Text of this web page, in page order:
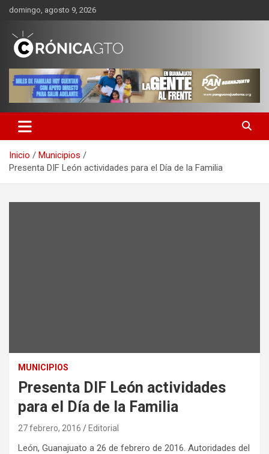
Saltar
contenido
domingo, agosto 9, 2026
CRONICA GUANAJUATO
Inicio
Municipios
Presenta DIF León actividades para el Día de la Familia
MUNICIPIOS
Presenta DIF León actividades
para el Día de la Familia
27 febrero, 2016 Editorial
León, Guanajuato a 26 de febrero de 2016. Autoridades del